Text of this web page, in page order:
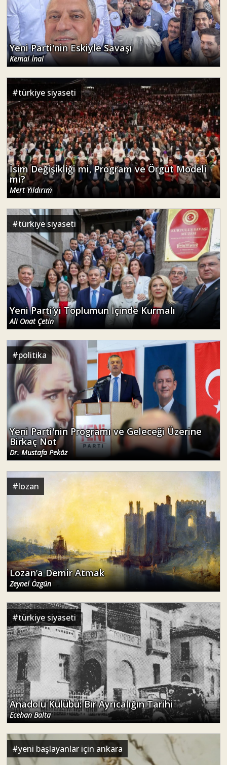
Yeni Parti'nin Eskiyle Savaşı
Kemal İnal
#türkiye siyaseti
İsim Değişikliği mi, Program ve Örgüt Modeli
mi?
Mert Yıldırım
#türkiye siyaseti
Yeni Parti’yi Toplumun İçinde Kurmalı
Ali Onat Çetin
#politika
Yeni Parti'nin Programı ve Geleceği Üzerine
Birkaç Not
Dr. Mustafa Peköz
#lozan
Lozan’a Demir Atmak
Zeynel Özgün
#türkiye siyaseti
Anadolu Kulübü: Bir Ayrıcalığın Tarihi
Ecehan Balta
#yeni başlayanlar için ankara